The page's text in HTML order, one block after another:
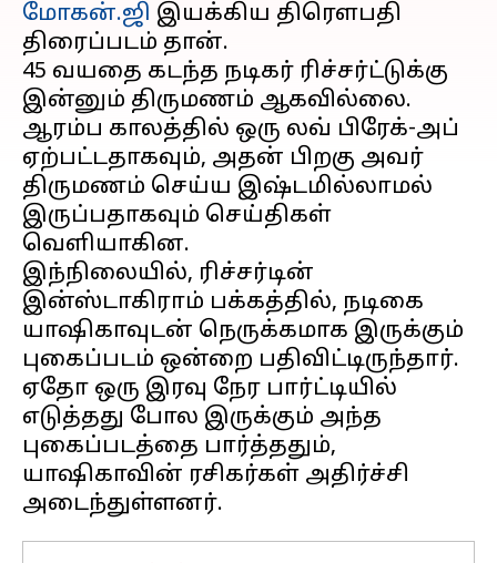
மோகன்.ஜி இயக்கிய திரௌபதி
திரைப்படம் தான்.
45 வயதை கடந்த நடிகர் ரிச்சர்ட்டுக்கு
இன்னும் திருமணம் ஆகவில்லை.
ஆரம்ப காலத்தில் ஒரு லவ் பிரேக்-அப்
ஏற்பட்டதாகவும், அதன் பிறகு அவர்
திருமணம் செய்ய இஷ்டமில்லாமல்
இருப்பதாகவும் செய்திகள்
வெளியாகின.
இந்நிலையில், ரிச்சர்டின்
இன்ஸ்டாகிராம் பக்கத்தில், நடிகை
யாஷிகாவுடன் நெருக்கமாக இருக்கும்
புகைப்படம் ஒன்றை பதிவிட்டிருந்தார்.
ஏதோ ஒரு இரவு நேர பார்ட்டியில்
எடுத்தது போல இருக்கும் அந்த
புகைப்படத்தை பார்த்ததும்,
யாஷிகாவின் ரசிகர்கள் அதிர்ச்சி